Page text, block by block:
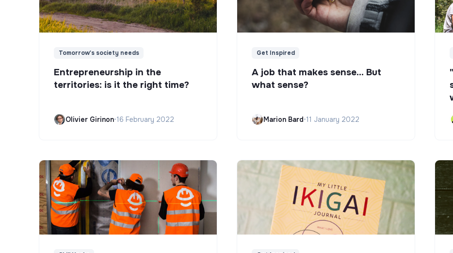
Tomorrow's society needs
Entrepreneurship in the
territories: is it the right time?
Olivier Girinon•16 February 2022
Get Inspired
A job that makes sense... But
what sense?
Marion Bard•11 January 2022